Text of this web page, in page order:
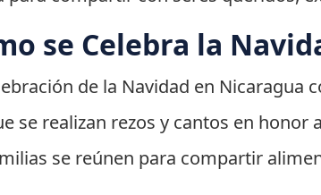
se Celebra la
de la Navidad en Nicaragua
se realizan rezos y cantos en honor
se reúnen para compartir